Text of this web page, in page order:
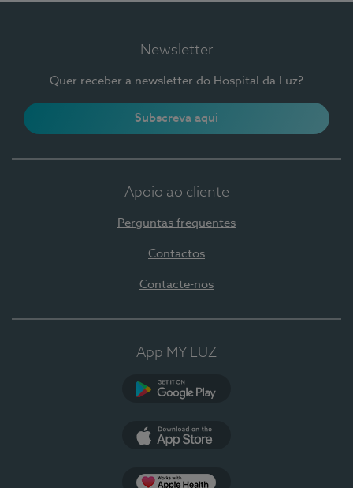
Newsletter
Quer receber a newsletter do Hospital da Luz?
Subscreva aqui
Apoio ao cliente
Perguntas frequentes
Contactos
Contacte-nos
App MY LUZ